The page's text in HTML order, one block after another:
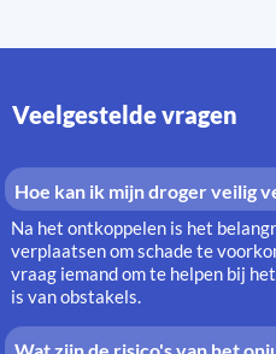
Veelgestelde vragen
Hoe kan ik mijn droger veilig
Na het ontkoppelen is het
verplaatsen om schade te
vraag iemand om te helpen bij
is van obstakels.